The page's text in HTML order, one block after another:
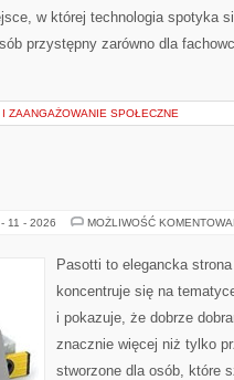
w której technologia spotyka
przystępny zarówno dla
I ZAANGAŻOWANIE SPOŁECZNE
11 - 2026 MOŻLIWOŚĆ
Pasotti to elegancka
koncentruje się na
i pokazuje, że dobrze
znacznie więcej niż tylko
stworzone dla osób, które